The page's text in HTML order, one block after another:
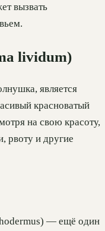
вызвать
lividum)
является
красноватый
на свою красоту,
рвоту и другие
— ещё один